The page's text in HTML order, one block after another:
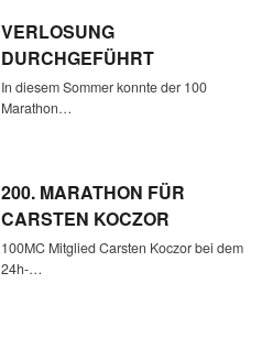
VERLOSUNG
DURCHGEFÜHRT
In diesem Sommer konnte der 100
Marathon…
200. MARATHON FÜR
CARSTEN KOCZOR
100MC Mitglied Carsten Koczor bei dem
24h-…